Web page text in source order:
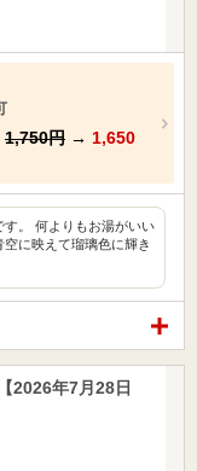
1,750円 → 1,650
す。 何よりもお湯がいい
に映えて瑠璃色に輝き
2026年7月28日